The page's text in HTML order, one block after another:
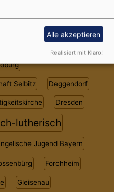
Borau
Selbitz Deggendorf
Dresden
lutherisch
Jugend Bayern
Forchheim
Gleisenau
Alle akzeptieren
Realisiert mit Klaro!